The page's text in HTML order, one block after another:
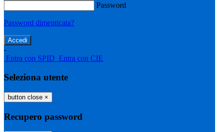
Password
Password dimenticata?
-
Entra con SPID Entra con CIE
Seleziona utente
button close ×
Recupero password